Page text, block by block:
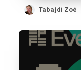
Tabajdi Zoé